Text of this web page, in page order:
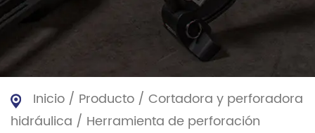
Inicio / Producto / Cortadora y perforadora
hidráulica / Herramienta de perforación